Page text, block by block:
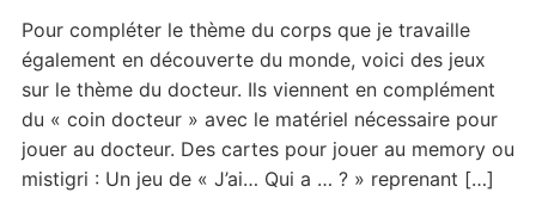
langage
et
Porte-
Vues
Lexique
« chez
Pour compléter le thème du corps que je travaille
également en découverte du monde, voici des jeux
sur le thème du docteur. Ils viennent en complément
du « coin docteur » avec le matériel nécessaire pour
jouer au docteur. Des cartes pour jouer au memory ou
mistigri : Un jeu de « J’ai… Qui a … ? » reprenant […]